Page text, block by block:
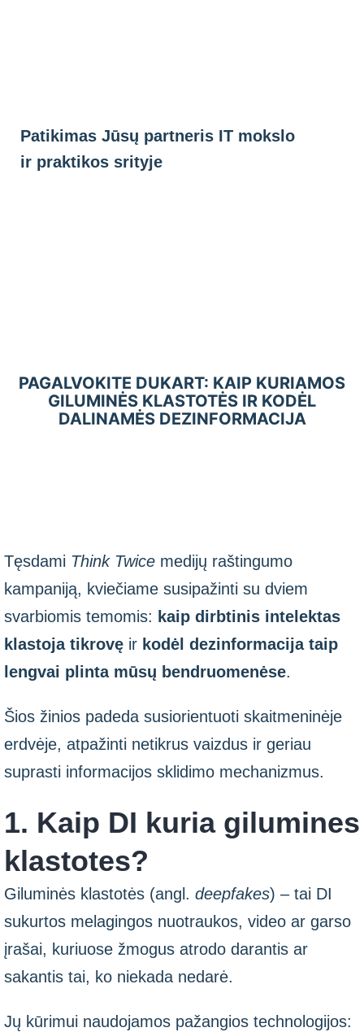
Patikimas Jūsų partneris IT mokslo
ir praktikos srityje
PAGALVOKITE DUKART: KAIP KURIAMOS
GILUMINĖS KLASTOTĖS IR KODĖL
DALINAMĖS DEZINFORMACIJA
Tęsdami Think Twice medijų raštingumo
kampaniją, kviečiame susipažinti su dviem
svarbiomis temomis: kaip dirbtinis intelektas
klastoja tikrovę ir kodėl dezinformacija taip
lengvai plinta mūsų bendruomenėse.
Šios žinios padeda susiorientuoti skaitmeninėje
erdvėje, atpažinti netikrus vaizdus ir geriau
suprasti informacijos sklidimo mechanizmus.
1. Kaip DI kuria gilumines
klastotes?
Giluminės klastotės (angl. deepfakes) – tai DI
sukurtos melagingos nuotraukos, video ar garso
įrašai, kuriuose žmogus atrodo darantis ar
sakantis tai, ko niekada nedarė.
Jų kūrimui naudojamos pažangios technologijos: